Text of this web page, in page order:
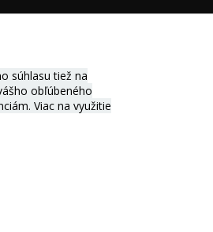
súhlasu tiež na
obľúbeného
Viac na využitie